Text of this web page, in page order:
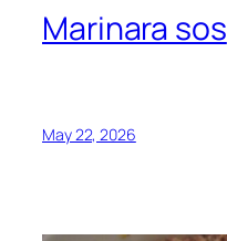
Marinara sos
May 22, 2026